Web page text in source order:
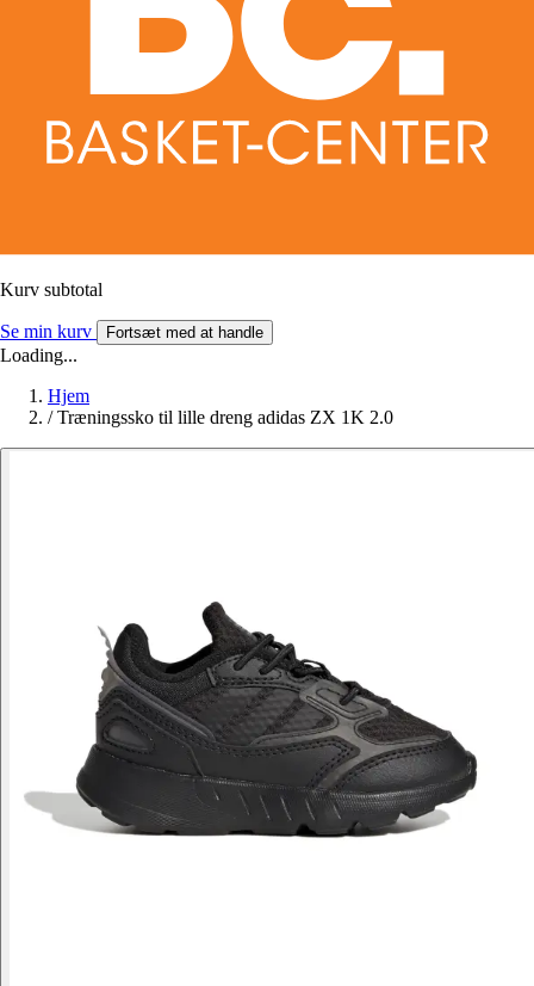
Kurv subtotal
Se min kurv Fortsæt med at handle
Loading...
Hjem
/ Træningssko til lille dreng adidas ZX 1K 2.0